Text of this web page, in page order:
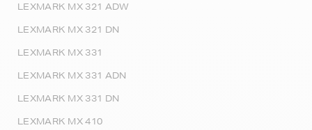
LEXMARK MX 321 ADW
LEXMARK MX 321 DN
LEXMARK MX 331
LEXMARK MX 331 ADN
LEXMARK MX 331 DN
LEXMARK MX 410